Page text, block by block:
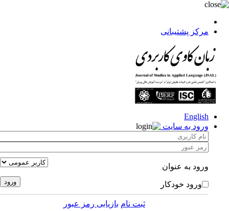
مرکز پشتیبانی
English
ورود به سایت
ورود به عنوان
ورود خودکار
ثبت نام بازیابی رمز عبور